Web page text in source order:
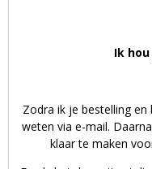
Ik
Zodra ik je bestelling
weten via e-mail.
klaar te maken